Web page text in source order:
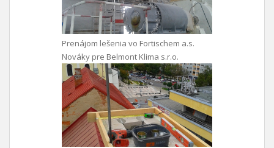
Prenájom lešenia vo Fortischem a.s.
Nováky pre Belmont Klima s.r.o.